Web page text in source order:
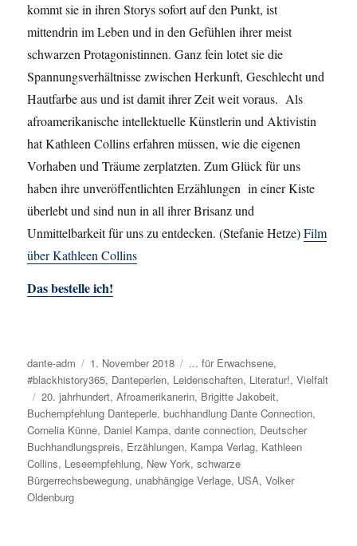
kommt sie in ihren Storys sofort auf den Punkt, ist
mittendrin im Leben und in den Gefühlen ihrer meist
schwarzen Protagonistinnen. Ganz fein lotet sie die
Spannungsverhältnisse zwischen Herkunft, Geschlecht und
Hautfarbe aus und ist damit ihrer Zeit weit voraus. Als
afroamerikanische intellektuelle Künstlerin und Aktivistin
hat Kathleen Collins erfahren müssen, wie die eigenen
Vorhaben und Träume zerplatzten. Zum Glück für uns
haben ihre unveröffentlichten Erzählungen in einer Kiste
überlebt und sind nun in all ihrer Brisanz und
Unmittelbarkeit für uns zu entdecken. (Stefanie Hetze)Film
über Kathleen Collins
Das bestelle ich!
Autor
dante-adm
Veröffentlicht
am
1. November 2018 Kategorien
... für Erwachsene,
#blackhistory365, Danteperlen, Leidenschaften, Literatur!,Vielfalt
Schlagwörter
20. jahrhundert,Afroamerikanerin, Brigitte Jakobeit,
Buchempfehlung Danteperle,buchhandlung Dante Connection,
Cornelia Künne, Daniel Kampa,dante connection, Deutscher
Buchhandlungspreis, Erzählungen, Kampa Verlag, Kathleen
Collins, Leseempfehlung, New York,schwarze
Bürgerrechsbewegung, unabhängige Verlage, USA,Volker
Oldenburg